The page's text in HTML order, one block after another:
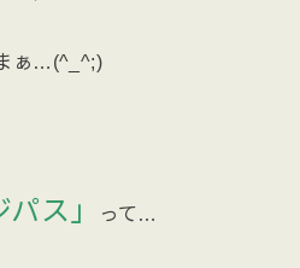
ぁ…(^_^;)
ス」 って…